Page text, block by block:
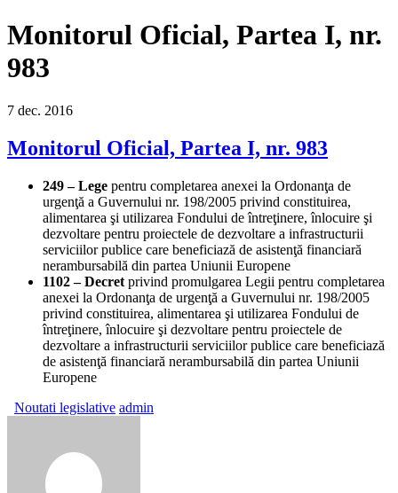
Monitorul Oficial, Partea I, nr.
983
7 dec. 2016
Monitorul Oficial, Partea I, nr. 983
249 – Lege pentru completarea anexei la Ordonanţa de
urgenţă a Guvernului nr. 198/2005 privind constituirea,
alimentarea şi utilizarea Fondului de întreţinere, înlocuire şi
dezvoltare pentru proiectele de dezvoltare a infrastructurii
serviciilor publice care beneficiază de asistenţă financiară
nerambursabilă din partea Uniunii Europene
1102 – Decret privind promulgarea Legii pentru completarea
anexei la Ordonanţa de urgenţă a Guvernului nr. 198/2005
privind constituirea, alimentarea şi utilizarea Fondului de
întreţinere, înlocuire şi dezvoltare pentru proiectele de
dezvoltare a infrastructurii serviciilor publice care beneficiază
de asistenţă financiară nerambursabilă din partea Uniunii
Europene
Noutati legislative admin